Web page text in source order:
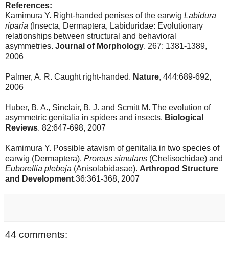
References:
Kamimura Y. Right-handed penises of the earwig Labidura
riparia (Insecta, Dermaptera, Labiduridae: Evolutionary
relationships between structural and behavioral
asymmetries. Journal of Morphology. 267: 1381-1389,
2006
Palmer, A. R. Caught right-handed. Nature, 444:689-692,
2006
Huber, B. A., Sinclair, B. J. and Scmitt M. The evolution of
asymmetric genitalia in spiders and insects. Biological
Reviews. 82:647-698, 2007
Kamimura Y. Possible atavism of genitalia in two species of
earwig (Dermaptera), Proreus simulans (Chelisochidae) and
Euborellia plebeja (Anisolabidasae). Arthropod Structure
and Development.36:361-368, 2007
44 comments: